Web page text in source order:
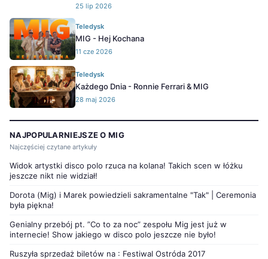
25 lip 2026
Teledysk
MIG - Hej Kochana
11 cze 2026
Teledysk
Każdego Dnia - Ronnie Ferrari & MIG
28 maj 2026
NAJPOPULARNIEJSZE O MIG
Najczęściej czytane artykuły
Widok artystki disco polo rzuca na kolana! Takich scen w łóżku
jeszcze nikt nie widział!
Dorota (Mig) i Marek powiedzieli sakramentalne "Tak" | Ceremonia
była piękna!
Genialny przebój pt. ”Co to za noc” zespołu Mig jest już w
internecie! Show jakiego w disco polo jeszcze nie było!
Ruszyła sprzedaż biletów na : Festiwal Ostróda 2017